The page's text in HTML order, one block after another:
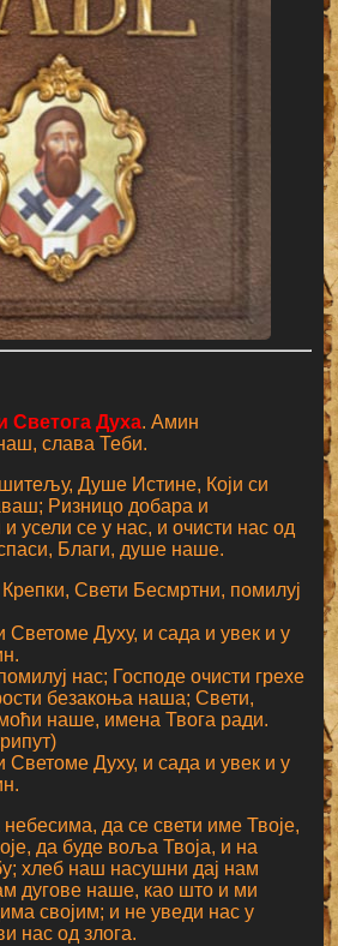
Светога Духа. Амин
слава Теби.
Душе Истине, Који си
Ризницо добара и
усели се у нас, и очисти нас од
Благи, душе наше.
Свети Бесмртни, помилуј
Духу, и сада и увек и у
нас; Господе очисти грехе
безакоња наша; Свети,
наше, имена Твога ради.
Духу, и сада и увек и у
да се свети име Твоје,
да буде воља Твоја, и на
хлеб наш насушни дај нам
дугове наше, као што и ми
својим; и не уведи нас у
нас од злога.